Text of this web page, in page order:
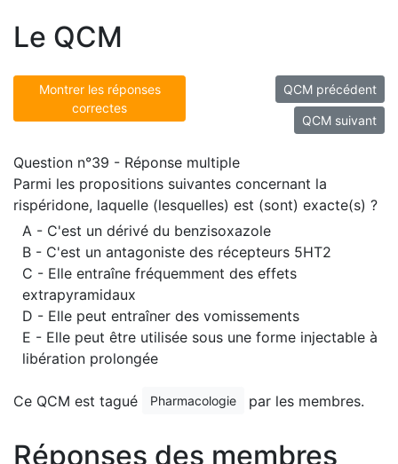
Le QCM
Montrer les réponses
correctes
QCM précédent
QCM suivant
Question n°39 - Réponse multiple
Parmi les propositions suivantes concernant la
rispéridone, laquelle (lesquelles) est (sont) exacte(s) ?
A - C'est un dérivé du benzisoxazole
B - C'est un antagoniste des récepteurs 5HT2
C - Elle entraîne fréquemment des effets
extrapyramidaux
D - Elle peut entraîner des vomissements
E - Elle peut être utilisée sous une forme injectable à
libération prolongée
Ce QCM est tagué Pharmacologie par les membres.
Réponses des membres